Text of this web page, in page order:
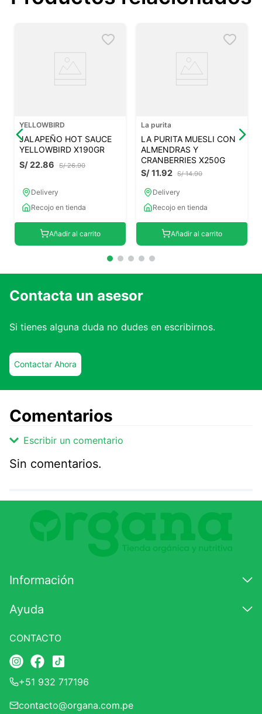
YELLOWBIRD
JALAPEÑO HOT SAUCE
YELLOWBIRD X190GR
S/ 26.90
S/22.86
Delivery
Recojo en tienda
Añadir al carrito
La purita
LA PURITA MUESLI CON
ALMENDRAS Y
CRANBERRIES X250G
S/ 14.90
S/11.92
Delivery
Recojo en tienda
Añadir al carrito
Contacta un asesor
Si tienes alguna duda no dudes en escribirnos.
Contactar Ahora
Comentarios
Escribir un comentario
Comentario
Califique el producto de 1 a 5 estrellas
★★★
Correo electrónico
Sin comentarios.
Información
Ayuda
CONTACTO
+51 932 717196
contacto@organa.com.pe